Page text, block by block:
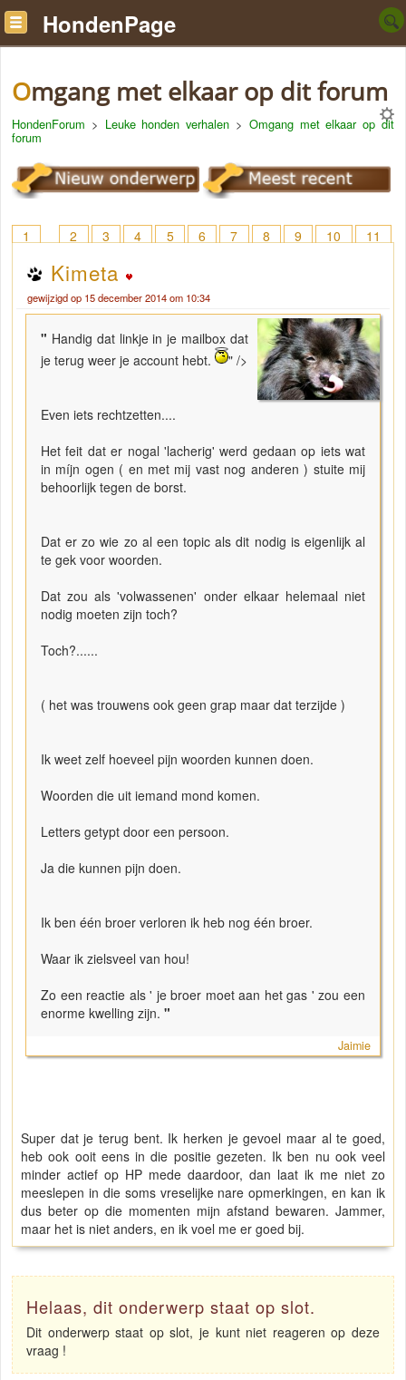
HondenPage
Omgang met elkaar op dit forum
HondenForum > Leuke honden verhalen > Omgang met elkaar op dit
forum
1 2 3 4 5 6 7 8 9 10
11
Kimeta
gewijzigd op 15 december 2014 om 10:34
" Handig dat linkje in je mailbox dat
je terug weer je account hebt.
" />
Even iets rechtzetten....
Het feit dat er nogal 'lacherig' werd gedaan op iets wat
in míjn ogen ( en met mij vast nog anderen ) stuite mij
behoorlijk tegen de borst.
Dat er zo wie zo al een topic als dit nodig is eigenlijk al
te gek voor woorden.
Dat zou als 'volwassenen' onder elkaar helemaal niet
nodig moeten zijn toch?
Toch?......
( het was trouwens ook geen grap maar dat terzijde )
Ik weet zelf hoeveel pijn woorden kunnen doen.
Woorden die uit iemand mond komen.
Letters getypt door een persoon.
Ja die kunnen pijn doen.
Ik ben één broer verloren ik heb nog één broer.
Waar ik zielsveel van hou!
Zo een reactie als ' je broer moet aan het gas ' zou een
enorme kwelling zijn. "
Jaimie
Super dat je terug bent. Ik herken je gevoel maar al te goed,
heb ook ooit eens in die positie gezeten. Ik ben nu ook veel
minder actief op HP mede daardoor, dan laat ik me niet zo
meeslepen in die soms vreselijke nare opmerkingen, en kan ik
dus beter op die momenten mijn afstand bewaren. Jammer,
maar het is niet anders, en ik voel me er goed bij.
Helaas, dit onderwerp staat op slot.
Dit onderwerp staat op slot, je kunt niet reageren op deze
vraag !